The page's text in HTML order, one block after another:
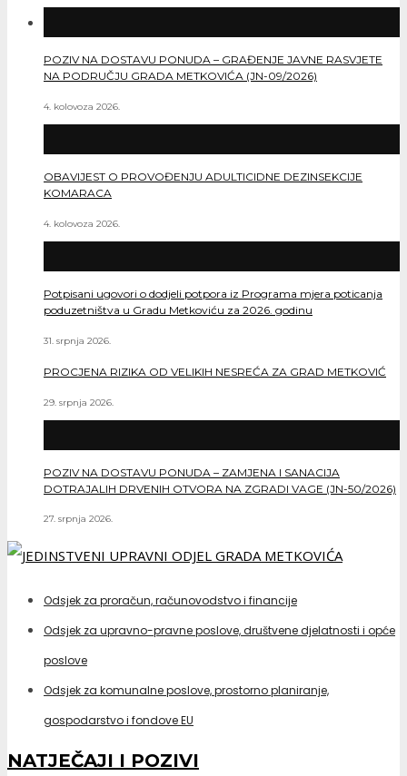
POZIV NA DOSTAVU PONUDA – GRAĐENJE JAVNE RASVJETE
NA PODRUČJU GRADA METKOVIĆA (JN-09/2026)
4. kolovoza 2026.
OBAVIJEST O PROVOĐENJU ADULTICIDNE DEZINSEKCIJE
KOMARACA
4. kolovoza 2026.
Potpisani ugovori o dodjeli potpora iz Programa mjera poticanja
poduzetništva u Gradu Metkoviću za 2026. godinu
31. srpnja 2026.
PROCJENA RIZIKA OD VELIKIH NESREĆA ZA GRAD METKOVIĆ
29. srpnja 2026.
POZIV NA DOSTAVU PONUDA – ZAMJENA I SANACIJA
DOTRAJALIH DRVENIH OTVORA NA ZGRADI VAGE (JN-50/2026)
27. srpnja 2026.
Odsjek za proračun, računovodstvo i financije
Odsjek za upravno-pravne poslove, društvene djelatnosti i opće
poslove
Odsjek za komunalne poslove, prostorno planiranje,
gospodarstvo i fondove EU
NATJEČAJI I POZIVI